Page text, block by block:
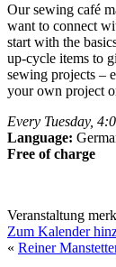
Our sewing café
want to connect
start with the
up-cycle items to
sewing projects –
your own project
Every Tuesday,
Language:
Free of charge
Veranstaltung
Zum Kalender
« Reiner